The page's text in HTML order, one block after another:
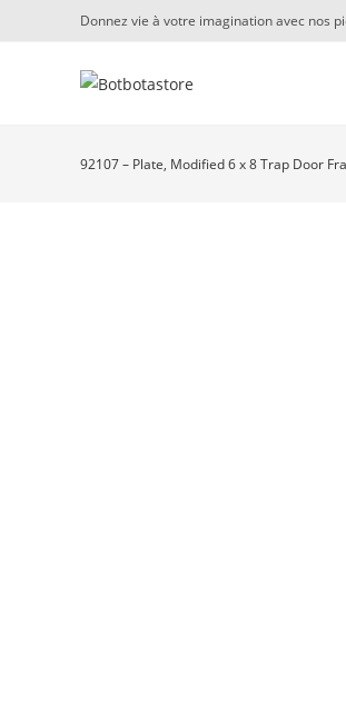
Donnez vie à votre imagination avec nos
92107 – Plate, Modified 6 x 8 Trap Door